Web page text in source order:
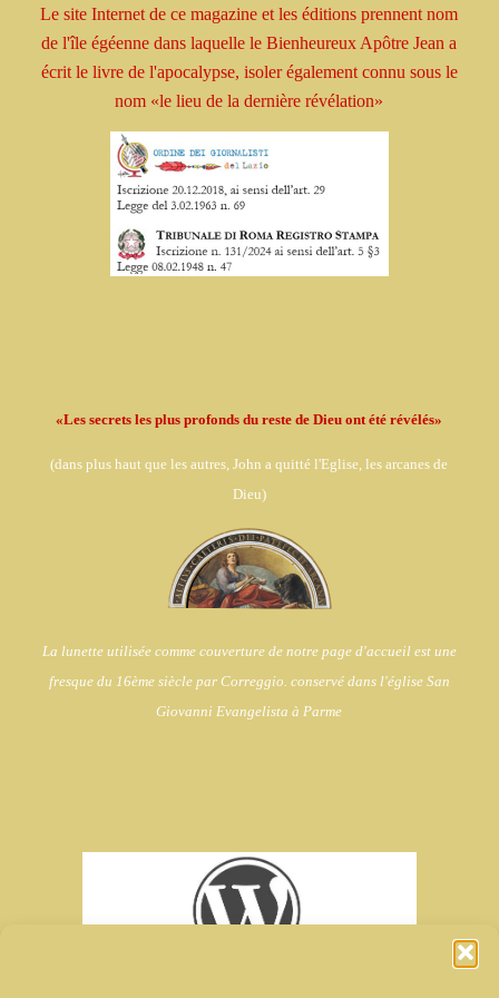
Le site Internet de ce magazine et les éditions prennentnom
de l'île égéenne dans laquelle le Bienheureux ApôtreJean a
écrit le livre de l'apocalypse, isolerégalement connu sous le
nom «le lieu de la dernière révélation»
«Les secrets les plus profonds du reste de Dieu ont été révélés»
(dans plus haut que les autres, John a quitté l'Eglise,les arcanes de
Dieu)
La lunette utilisée comme couverture de notre page d'accueil est une
fresque du 16ème siècle par Correggio. conservé dans l'église San
Giovanni Evangelista à Parme